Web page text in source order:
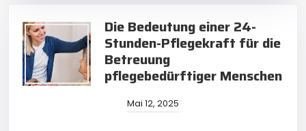
Die Bedeutung einer 24-
Stunden-Pflegekraft für die
Betreuung
pflegebedürftiger Menschen
Mai 12, 2025